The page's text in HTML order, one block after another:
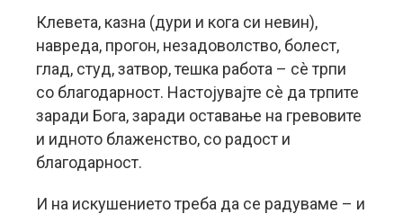
Клевета, казна (дури и кога си невин),
навреда, прогон, незадоволство, болест,
глад, студ, затвор, тешка работа – сè трпи
со благодарност. Настојувајте сè да трпите
заради Бога, заради оставање на гревовите
и идното блаженство, со радост и
благодарност.
И на искушението треба да се радуваме – и